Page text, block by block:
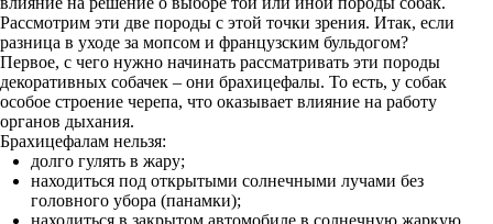
Рассмотрим эти две породы с этой точки зрения. Итак, если
разница в уходе за мопсом и французским бульдогом?
Первое, с чего нужно начинать рассматривать эти породы
декоративных собачек – они брахицефалы. То есть, у собак
особое строение черепа, что оказывает влияние на работу
органов дыхания.
Брахицефалам нельзя:
долго гулять в жару;
находиться под открытыми солнечными лучами без
головного убора (панамки);
находиться в закрытом автомобиле в солнечную жаркую